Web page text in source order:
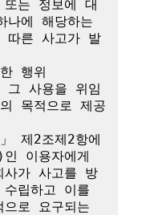
또는 정보에 대
에 해당하는
따른 사고가 발
행위
그 사용을 위임
목적으로 제공
제2조제2항에
이용자에게
사가 사고를 방
립하고 이를
로 요구되는